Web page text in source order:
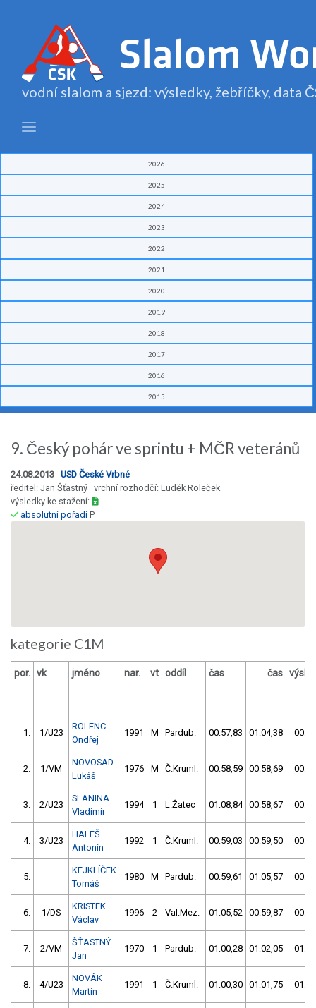
vodní slalom a sjezd: výsledky, žebříčky, data
2026
2025
2024
2023
2022
2021
2020
2019
2018
2017
2016
2015
9. Český pohár ve sprintu + MČR veteránů
24.08.2013 USD České Vrbné
ředitel: Jan Šťastný vrchní rozhodčí: Luděk Roleček
výsledky ke stažení:
absolutní pořadíP
kategorie C1M
por. vk jméno nar. vt oddíl čas čas
1. 1/U23
ROLENC
Ondřej
1991 M Pardub. 00:57,83 01:04,38
2. 1/VM
NOVOSAD
Lukáš
1976 M Č.Kruml. 00:58,59 00:58,69
3. 2/U23
SLANINA
Vladimír
1994 1 L.Žatec 01:08,84 00:58,67
4. 3/U23
HALEŠ
Antonín
1992 1 Č.Kruml. 00:59,03 00:59,50
5.
KEJKLÍČEK
Tomáš
1980 M Pardub. 00:59,61 01:05,57
6. 1/DS
KRISTEK
Václav
1996 2 Val.Mez. 01:05,52 00:59,87
7. 2/VM
ŠŤASTNÝ
Jan
1970 1 Pardub. 01:00,28 01:02,05
8. 4/U23
NOVÁK
Martin
1991 1 Č.Kruml. 01:00,30 01:01,75